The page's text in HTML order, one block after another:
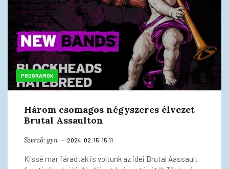
PROGRAMOK
Három csomagos négyszeres élvezet
Brutal Assaulton
Szerző:gyn 2024. 02. 15. 15:11
Kissé már fáradtak is voltunk az idei Brutal Aassault